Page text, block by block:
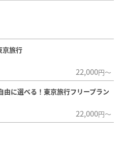
京旅行
22,000円～
由に選べる！東京旅行フリープラン
22,000円～